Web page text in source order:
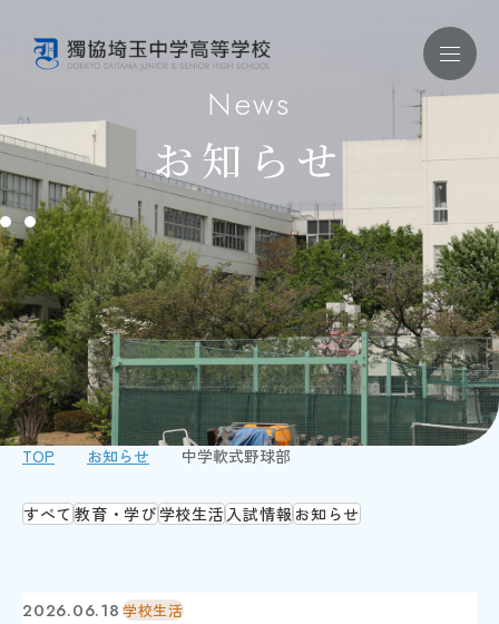
学校紹介
学校紹介 TOP
教育理念
学校概要
施設・制服・学校紹介動画
安全対策・健康管理
学校評価・財務状況
教育内容
教育内容 TOP
教育方針
学習内容
獨協コース
中学 総合学習
ICT教育
学校生活
お問い合わせ ｜ 資料請求
News
お知らせ
TOP お知らせ 中学軟式野球部
すべて 教育・学び学校生活 入試情報 お知らせ
2026.06.18 学校生活